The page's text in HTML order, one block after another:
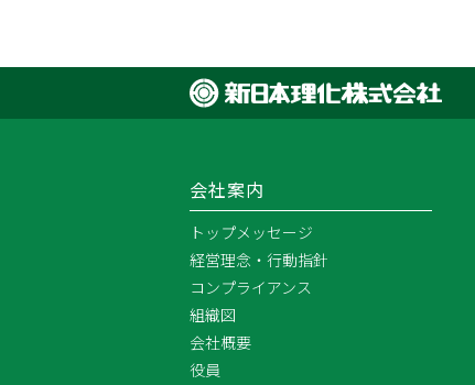
会社案内
トップメッセージ
経営理念・行動指針
コンプライアンス
組織図
会社概要
役員